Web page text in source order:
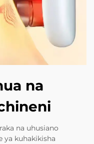
na
na uhusiano
ya kuhakikisha